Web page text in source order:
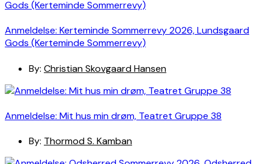
Anmeldelse: Kerteminde Sommerrevy 2026, Lundsgaard
Gods (Kerteminde Sommerrevy)
By: Christian Skovgaard Hansen
Anmeldelse: Mit hus min drøm, Teatret Gruppe 38
By: Thormod S. Kamban